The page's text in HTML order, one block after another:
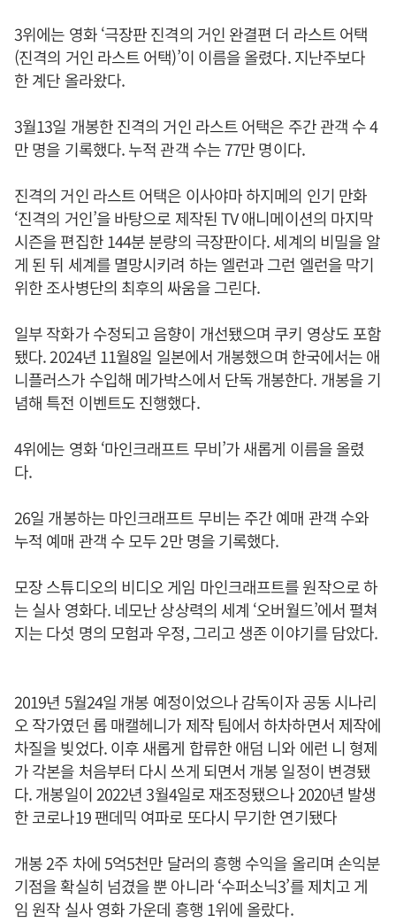
3위에는 영화 ‘극장판 진격의 거인 완결편 더 라스트 어택
(진격의 거인 라스트 어택)’이 이름을 올렸다. 지난주보다
한 계단 올라왔다.
3월13일 개봉한 진격의 거인 라스트 어택은 주간 관객 수 4
만 명을 기록했다. 누적 관객 수는 77만 명이다.
진격의 거인 라스트 어택은 이사야마 하지메의 인기 만화
‘진격의 거인’을 바탕으로 제작된 TV 애니메이션의 마지막
시즌을 편집한 144분 분량의 극장판이다. 세계의 비밀을 알
게 된 뒤 세계를 멸망시키려 하는 엘런과 그런 엘런을 막기
위한 조사병단의 최후의 싸움을 그린다.
일부 작화가 수정되고 음향이 개선됐으며 쿠키 영상도 포함
됐다. 2024년 11월8일 일본에서 개봉했으며 한국에서는 애
니플러스가 수입해 메가박스에서 단독 개봉한다. 개봉을 기
념해 특전 이벤트도 진행했다.
4위에는 영화 ‘마인크래프트 무비’가 새롭게 이름을 올렸
다.
26일 개봉하는 마인크래프트 무비는 주간 예매 관객 수와
누적 예매 관객 수 모두 2만 명을 기록했다.
모장 스튜디오의 비디오 게임 마인크래프트를 원작으로 하
는 실사 영화다. 네모난 상상력의 세계 ‘오버월드’에서 펼쳐
지는 다섯 명의 모험과 우정, 그리고 생존 이야기를 담았다.
2019년 5월24일 개봉 예정이었으나 감독이자 공동 시나리
오 작가였던 롭 매캘헤니가 제작 팀에서 하차하면서 제작에
차질을 빚었다. 이후 새롭게 합류한 애덤 니와 에런 니 형제
가 각본을 처음부터 다시 쓰게 되면서 개봉 일정이 변경됐
다. 개봉일이 2022년 3월4일로 재조정됐으나 2020년 발생
한 코로나19 팬데믹 여파로 또다시 무기한 연기됐다
개봉 2주 차에 5억5천만 달러의 흥행 수익을 올리며 손익분
기점을 확실히 넘겼을 뿐 아니라 ‘수퍼소닉3’를 제치고 게
임 원작 실사 영화 가운데 흥행 1위에 올랐다.